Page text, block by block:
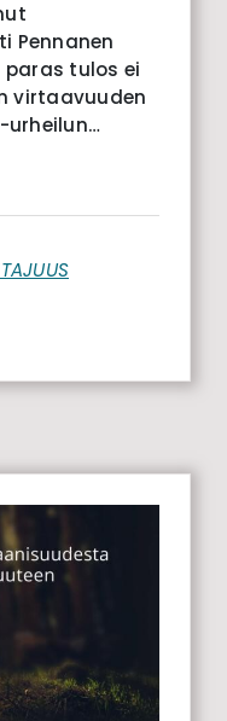
Pennanen
tulos ei
virtaavuuden
urheilun…